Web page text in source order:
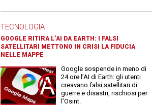
TECNOLOGIA
GOOGLE RITIRA L’AI DA EARTH: I FALSI
SATELLITARI METTONO IN CRISI LA FIDUCIA
NELLE MAPPE
Google sospende in meno di
24 ore l’AI di Earth: gli utenti
creavano falsi satellitari di
guerre e disastri, rischiosi per
l’Osint.